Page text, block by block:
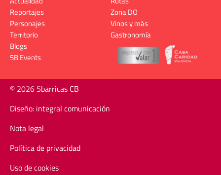
Reportajes
Personajes
Territorio
Zona DO
Vinos y más
Gastronomía
Blogs
5B Events
© 2026 5barricas CB
Diseño: integral comunicación
Nota legal
Política de privacidad
Uso de cookies